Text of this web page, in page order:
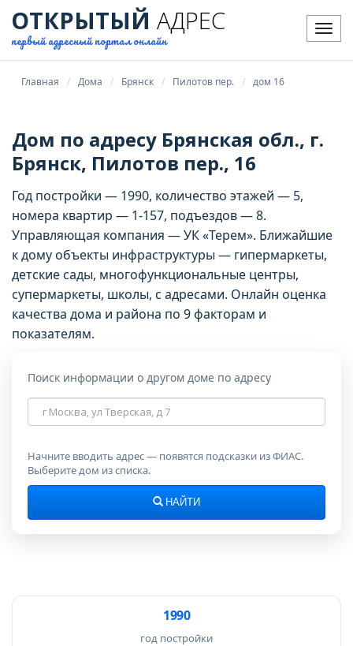
ОТКРЫТЫЙ АДРЕС
первый адресный портал онлайн
Главная Дома Брянск Пилотов пер. дом 16
Дом по адресу Брянская обл., г.
Брянск, Пилотов пер., 16
Год постройки — 1990, количество этажей — 5,
номера квартир — 1-157, подъездов — 8.
Управляющая компания — УК «Терем». Ближайшие
к дому объекты инфраструктуры — гипермаркеты,
детские сады, многофункциональные центры,
супермаркеты, школы, с адресами. Онлайн оценка
качества дома и района по 9 факторам и
показателям.
Поиск информации о другом доме по адресу
Адрес
дома
Начните вводить адрес — появятся подсказки из ФИАС.
Выберите дом из списка.
НАЙТИ
1990
год постройки